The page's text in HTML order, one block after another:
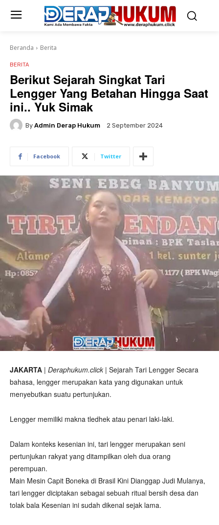
Beranda Berita
BERITA
Berikut Sejarah Singkat Tari
Lengger Yang Betahan Hingga Saat
ini.. Yuk Simak
By Admin Derap Hukum 2 September 2024
Facebook Twitter
JAKARTA | Deraphukum.click | Sejarah Tari Lengger Secara
bahasa, lengger merupakan kata yang digunakan untuk
menyebutkan suatu pertunjukan.
Lengger memiliki makna tledhek atau penari laki-laki.
Dalam konteks kesenian ini, tari lengger merupakan seni
pertunjukan rakyat yang ditampilkan oleh dua orang
perempuan.
Main Mesin Capit Boneka di Brasil Kini Dianggap Judi Mulanya,
tari lengger diciptakan sebagai sebuah ritual bersih desa dan
tolak bala Kesenian ini sudah dikenal sejak lama.